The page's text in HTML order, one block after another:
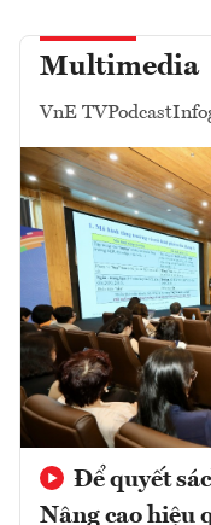
Multimedia
VnE TVPodcast
Để quyết
Nâng cao hiệu